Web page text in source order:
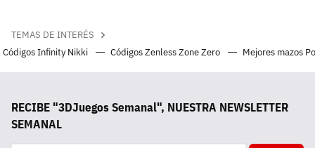
TEMAS DE INTERÉS
Códigos Infinity Nikki
Códigos Zenless Zone Zero Mejores mazos
RECIBE "3DJuegos Semanal", NUESTRA NEWSLETTER
SEMANAL